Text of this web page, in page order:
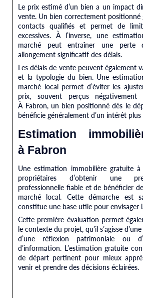
Le prix estimé d’un bien a un impact
vente. Un bien correctement positionné
contacts qualifiés et permet de
excessives. À l’inverse, une
marché peut entraîner une
allongement significatif des délais.
Les délais de vente peuvent également
et la typologie du bien. Une
marché local permet d’éviter les
prix, souvent perçus
À Fabron, un bien positionné dès le
bénéficie généralement d’un intérêt
Estimation
à Fabron
Une estimation immobilière gratuite
propriétaires d’obtenir une
professionnelle fiable et de bénéficier
marché local. Cette démarche est
constitue une base utile pour envisager
Cette première évaluation permet
le contexte du projet, qu’il s’agisse
d’une réflexion patrimoniale ou
d’information. L’estimation gratuite
de départ pertinent pour mieux
venir et prendre des décisions éclairées.